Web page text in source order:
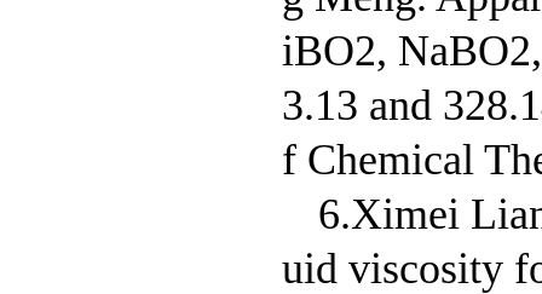
iBO2,
3.13 and
f Chemical
6.Ximei
uid viscosity